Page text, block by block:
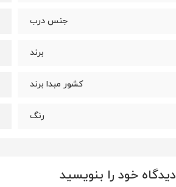
جنس درب
برند
کشور مبدا برند
رنگ
دیدگاه خود را بنویسید